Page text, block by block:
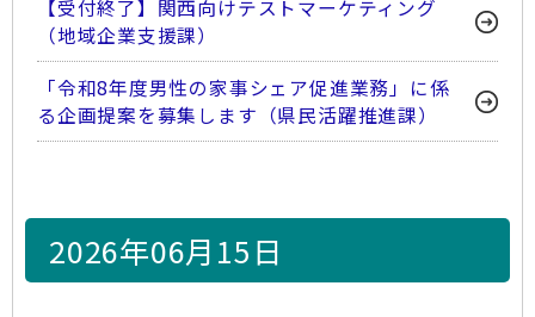
【受付終了】関西向けテストマーケティング
（地域企業支援課）
「令和8年度男性の家事シェア促進業務」に係
る企画提案を募集します（県民活躍推進課）
2026年06月15日